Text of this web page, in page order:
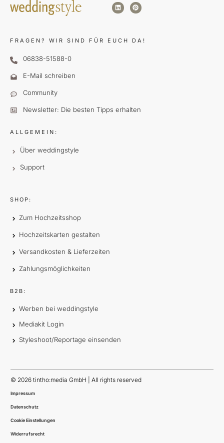
FRAGEN? WIR SIND FÜR EUCH DA!
06838-51588-0
E-Mail schreiben
Community
Newsletter: Die besten Tipps erhalten
ALLGEMEIN:
Über weddingstyle
Support
SHOP:
Zum Hochzeitsshop
Hochzeitskarten gestalten
Versandkosten & Lieferzeiten
Zahlungsmöglichkeiten
B2B:
Werben bei weddingstyle
Mediakit Login
Styleshoot/Reportage einsenden
© 2026 tintho:media GmbH | All rights reserved
Impressum
Datenschutz
Cookie Einstellungen
Widerrufsrecht